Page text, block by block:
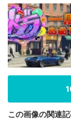
この画像の関連